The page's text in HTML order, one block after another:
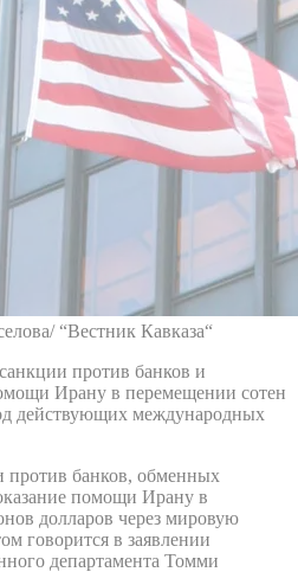
“Вестник Кавказа“
против банков и
Ирану в перемещении сотен
действующих международных
против банков, обменных
помощи Ирану в
долларов через мировую
говорится в заявлении
департамента Томми